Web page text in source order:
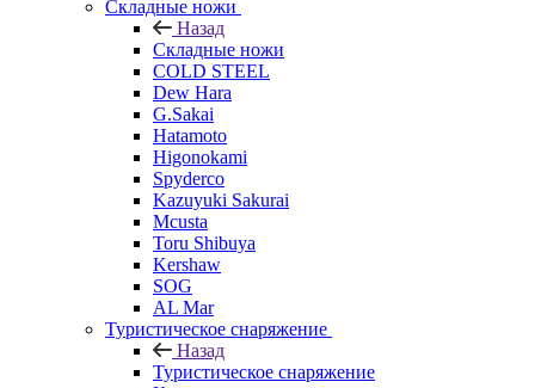
Складные ножи
Назад
Складные ножи
COLD STEEL
Dew Hara
G.Sakai
Hatamoto
Higonokami
Spyderco
Kazuyuki Sakurai
Mcusta
Toru Shibuya
Kershaw
SOG
AL Mar
Туристическое снаряжение
Назад
Туристическое снаряжение